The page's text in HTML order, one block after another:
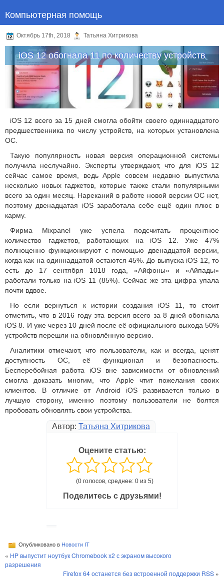
Компьютерная помощь
Октябрь 17th, 2018 Татьяна Хитрикова
iOS 12 обогнала 11 по количеству устройств
iOS 12 всего за 15 дней смогла обойти своего одиннадцатого
предшественника по числу устройств, на которых установлена
ОС.
Такую популярность новая версия операционной системы
получила неслучайно. Эксперты утверждают, что для iOS 12
сейчас самое время, ведь Apple совсем недавно выпустила
несколько новых гаджетов, которые также стали популярными
всего за один месяц. Нареканий в работе новой версии ОС нет,
поэтому двенадцатая iOS заработала себе ещё один плюс в
карму.
Фирма Mixpanel уже успела подсчитать процентное
количество гаджетов, работающих на iOS 12. Уже 47%
полноценно функционируют с помощью двенадцатой версии,
когда как на одиннадцатой остаются 45%. До выпуска iOS 12, то
есть до 17 сентября 1018 года, «Айфоны» и «Айпады»
работали только на iOS 11 (85%). Сейчас же эта цифра упала
почти вдвое.
Но если вернуться к истории создания iOS 11, то стоит
отметить, что в 2016 году эта версия всего за 8 дней обогнала
iOS 8. И уже через 10 дней после её официального выхода 50%
устройств перешли на обновлённую версию.
Аналитики отмечают, что пользователи, как и всегда, ценят
доступность ОС, её функционал и безопасность.
Бесперебойная работа iOS вне зависимости от обновлений
смогла доказать многим, что Apple чтит пожелания своих
клиентов. В отличие от Android iOS развивается только в
лучшую сторону, именно поэтому пользователи не боятся
пробовать обновлять свои устройства.
Автор: Татьяна Хитрикова
Оцените статью:
(0 голосов, среднее: 0 из 5)
Поделитесь с друзьями!
Опубликовано в Новости IT
« HP выпустит ноутбук Chromebook x2 с экраном высокого
разрешения
Firefox 64 останется без встроенной поддержки RSS »